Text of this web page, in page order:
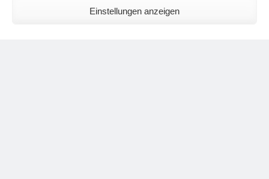
Einstellungen anzeigen
zuSpiritualität im Koffer – die Auflösung des